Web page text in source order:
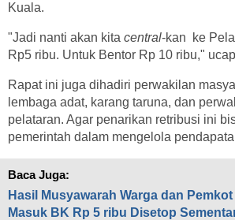
Kuala.
"Jadi nanti akan kita central-kan ke
Rp5 ribu. Untuk Bentor Rp 10 ribu,"
Rapat ini juga dihadiri perwakilan
lembaga adat, karang taruna, dan
pelataran. Agar penarikan retribusi ini
pemerintah dalam mengelola
Baca Juga:
Hasil Musyawarah Warga dan
Masuk BK Rp 5 ribu Disetop